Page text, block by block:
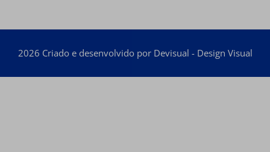
2026 Criado e desenvolvido por Devisual - Design Visual